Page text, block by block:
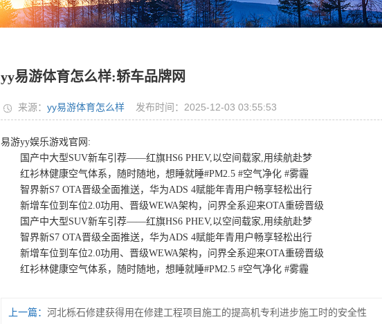
yy易游体育怎么样:轿车品牌网
来源： yy易游体育怎么样发布时间：2025-12-03 03:55:53
易游yy娱乐游戏官网:
国产中大型SUV新车引荐——红旗HS6 PHEV,以空间载家,用续航赴梦
红衫林健康空气体系，随时随地，想睡就睡#PM2.5 #空气净化 #雾霾
智界新S7 OTA晋级全面推送，华为ADS 4赋能年青用户畅享轻松出行
新增车位到车位2.0功用、晋级WEWA架构，问界全系迎来OTA重磅晋级
国产中大型SUV新车引荐——红旗HS6 PHEV,以空间载家,用续航赴梦
智界新S7 OTA晋级全面推送，华为ADS 4赋能年青用户畅享轻松出行
新增车位到车位2.0功用、晋级WEWA架构，问界全系迎来OTA重磅晋级
红衫林健康空气体系，随时随地，想睡就睡#PM2.5 #空气净化 #雾霾
上一篇： 河北栎石修建获得用在修建工程项目施工的提高机专利进步施工时的安全性